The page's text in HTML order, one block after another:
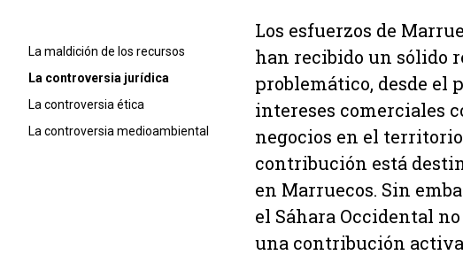
La maldición de los recursos
La controversia jurídica
La controversia ética
La controversia medioambiental
Los esfuerzos de
han recibido un sólido
problemático, desde el
intereses comerciales
negocios en el
contribución está
en Marruecos. Sin
el Sáhara Occidental
una contribución